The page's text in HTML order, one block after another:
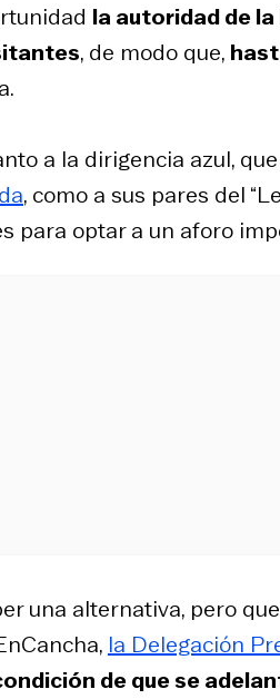
la autoridad de
, de modo que,
a la dirigencia azul,
, como a sus pares del
para optar a un aforo
una alternativa, pero
, la Delegación
de que se